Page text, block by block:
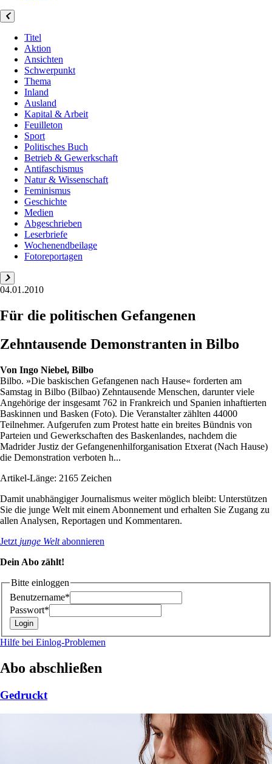
Titel
Aktion
Ansichten
Schwerpunkt
Thema
Inland
Ausland
Kapital & Arbeit
Feuilleton
Sport
Politisches Buch
Betrieb & Gewerkschaft
Antifaschismus
Natur & Wissenschaft
Feminismus
Geschichte
Medien
Abgeschrieben
Leserbriefe
Wochenendbeilage
Fotoreportagen
04.01.2010
Für die politischen Gefangenen
Zehntausende Demonstranten in Bilbo
Von Ingo Niebel, Bilbo
Bilbo. »Die baskischen Gefangenen nach Hause« forderten am
Samstag in Bilbo (Bilbao) Zehntausende Menschen, darunter viele
Angehörige der insgesamt 762 in Frankreich und Spanien inhaftierten
Baskinnen und Basken (Foto). Die Veranstalter zählten 44000
Teilnehmer. Aufgerufen zum Protest hatte ein breites Bündnis von
Parteien und Gewerkschaften des Baskenlandes, nachdem die
Madrider Justiz der Gefangenenhilforganisation Etxerat (Nach Hause)
die Demonstration verboten h...
Artikel-Länge: 2165 Zeichen
Damit unabhängiger Journalismus weiter möglich bleibt: Unterstützen
Sie die junge Welt mit einem Abonnement und erhalten Sie Zugang zu
allen Analysen, Reportagen und Kommentaren.
Jetzt junge Weltabonnieren
Dein Abo zählt!
Bitte einloggen
Benutzername*
Passwort*
Hilfe bei Einlog-Problemen
Abo abschließen
Gedruckt